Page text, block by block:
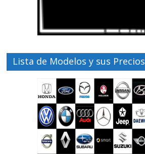
Lista de Modelos y sus Precios